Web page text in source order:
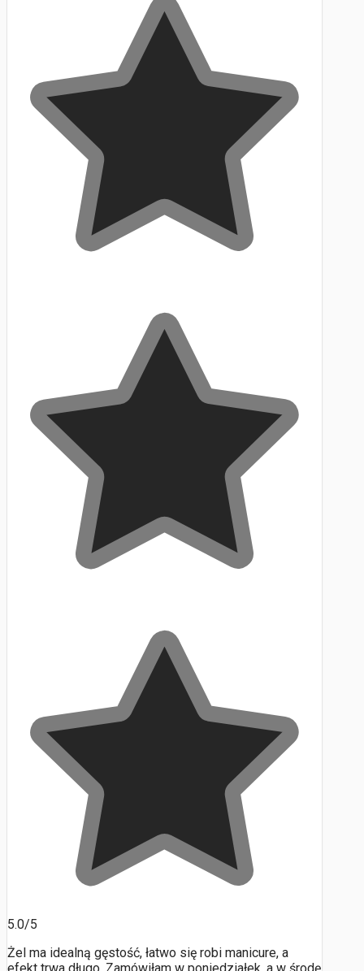
5.0/5
Żel ma idealną gęstość, łatwo się robi manicure, a